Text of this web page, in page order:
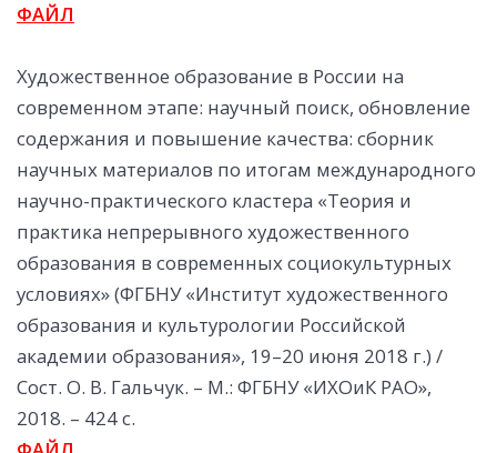
ФАЙЛ
Художественное образование в России на
современном этапе: научный поиск, обновление
содержания и повышение качества: сборник
научных материалов по итогам международного
научно-практического кластера «Теория и
практика непрерывного художественного
образования в современных социокультурных
условиях» (ФГБНУ «Институт художественного
образования и культурологии Российской
академии образования», 19–20 июня 2018 г.) /
Сост. О. В. Гальчук. – М.: ФГБНУ «ИХОиК РАО»,
2018. – 424 с.